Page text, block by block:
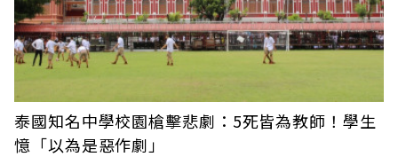
泰國知名中學校園槍擊悲劇：5死皆為教師！學生
憶「以為是惡作劇」